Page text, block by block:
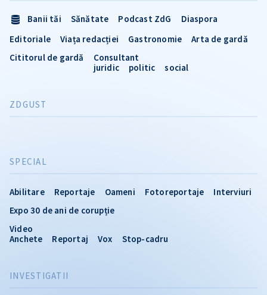
INVESTIGATII
SPECIAL
Abilitare Reportaje Oameni Fotoreportaje
Interviuri
Expo 30 de ani de corupție
Video
Anchete
Reportaj Vox Stop-cadru
Banii tăi Sănătate Podcast ZdG
Diaspora
Editoriale
Viața redacției Gastronomie
Arta de gardă
Cititorul de gardă
Consultant
juridic
politic social
ZDGUST